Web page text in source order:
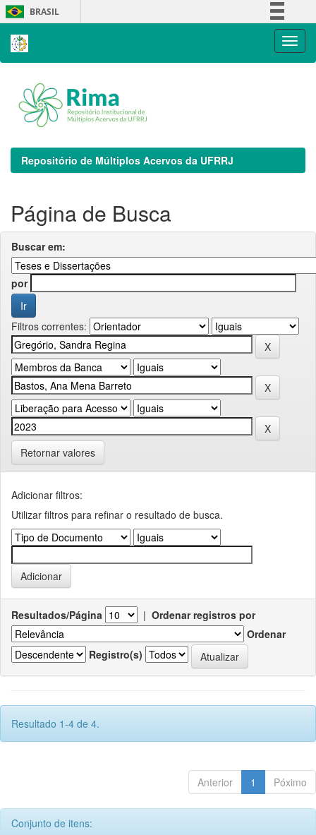
Skip
navigation
BRASIL
Repositório de Múltiplos Acervos da UFRRJ
Página de Busca
Buscar em:
por
Filtros correntes:
Retornar valores
Adicionar filtros:
Utilizar filtros para refinar o resultado de busca.
Resultados/Página | Ordenar registros por
Ordenar
Registro(s)
Resultado 1-4 de 4.
Anterior 1 Póximo
Conjunto de itens: